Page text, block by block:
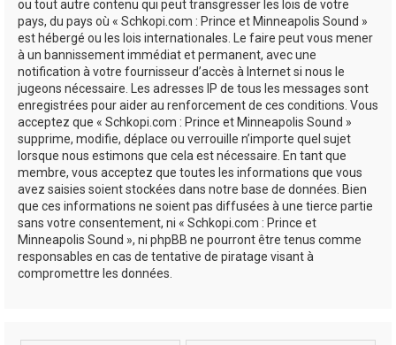
ou tout autre contenu qui peut transgresser les lois de votre
pays, du pays où « Schkopi.com : Prince et Minneapolis Sound »
est hébergé ou les lois internationales. Le faire peut vous mener
à un bannissement immédiat et permanent, avec une
notification à votre fournisseur d’accès à Internet si nous le
jugeons nécessaire. Les adresses IP de tous les messages sont
enregistrées pour aider au renforcement de ces conditions. Vous
acceptez que « Schkopi.com : Prince et Minneapolis Sound »
supprime, modifie, déplace ou verrouille n’importe quel sujet
lorsque nous estimons que cela est nécessaire. En tant que
membre, vous acceptez que toutes les informations que vous
avez saisies soient stockées dans notre base de données. Bien
que ces informations ne soient pas diffusées à une tierce partie
sans votre consentement, ni « Schkopi.com : Prince et
Minneapolis Sound », ni phpBB ne pourront être tenus comme
responsables en cas de tentative de piratage visant à
compromettre les données.